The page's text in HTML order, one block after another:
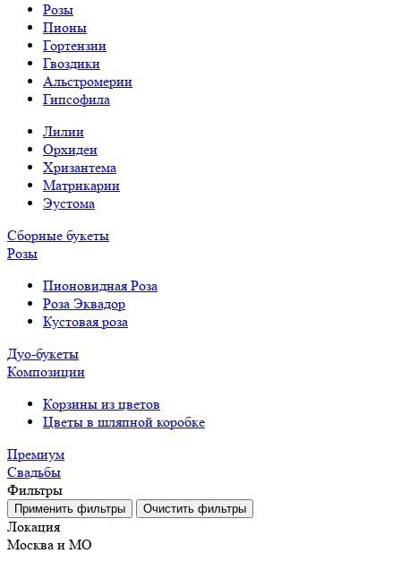
Розы
Пионы
Гортензии
Гвоздики
Альстромерии
Гипсофила
Лилии
Орхидеи
Хризантема
Матрикарии
Эустома
Сборные букеты
Розы
Пионовидная Роза
Роза Эквадор
Кустовая роза
Дуо-букеты
Композиции
Корзины из цветов
Цветы в шляпной коробке
Премиум
Свадьбы
Фильтры
Локация
Москва и МО